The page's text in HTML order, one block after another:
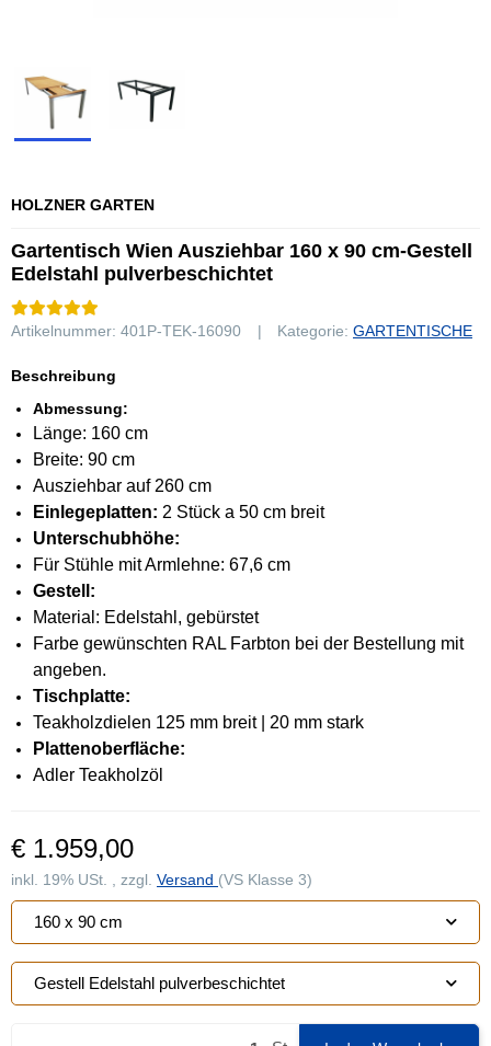
HOLZNER GARTEN
Gartentisch Wien Ausziehbar 160 x 90 cm-Gestell
Edelstahl pulverbeschichtet
Artikelnummer: 401P-TEK-16090 Kategorie: GARTENTISCHE
Beschreibung
Abmessung:
Länge: 160 cm
Breite: 90 cm
Ausziehbar auf 260 cm
Einlegeplatten: 2 Stück a 50 cm breit
Unterschubhöhe:
Für Stühle mit Armlehne: 67,6 cm
Gestell:
Material: Edelstahl, gebürstet
Farbe gewünschten RAL Farbton bei der Bestellung mit
angeben.
Tischplatte:
Teakholzdielen 125 mm breit | 20 mm stark
Plattenoberfläche:
Adler Teakholzöl
€ 1.959,00
inkl. 19% USt. , zzgl. Versand (VS Klasse 3)
160 x 90 cm
Gestell Edelstahl pulverbeschichtet